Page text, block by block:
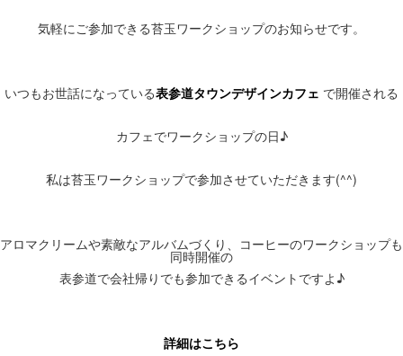
気軽にご参加できる苔玉ワークショップのお知らせです。
いつもお世話になっている表参道タウンデザインカフェ で開催される
カフェでワークショップの日♪
私は苔玉ワークショップで参加させていただきます(^^)
アロマクリームや素敵なアルバムづくり、コーヒーのワークショップも
同時開催の
表参道で会社帰りでも参加できるイベントですよ♪
詳細はこちら